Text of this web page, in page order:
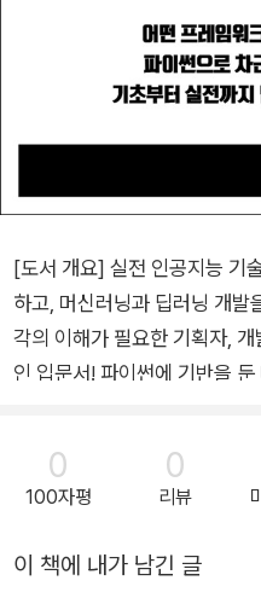
[도서 개요] 실전 인공지능 기
하고, 머신러닝과 딥러닝 개발
각의 이해가 필요한 기획자,
인 입문서! 파이썬에 기반을 둔 다양한 인공지능 프레임워크 및
봇 개발, 텍스트 감정 분석 등
한 실전 코딩 예제가 가득하다. [이 책의 구성] '1부, 인공지능 서
비스와 기술의 이해'에서는 인
닝과 딥러닝에 대한 개념과 인
러 가지 도구와 기술 요소를 살펴본다. '1장, 인공지능
0
100자평
0
리뷰
이 책에 내가 남긴 글